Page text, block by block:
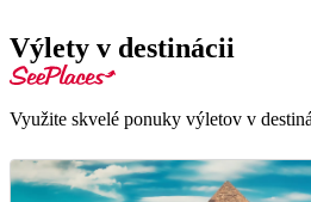
Výlety v destinácii
Využite skvelé ponuky výletov v